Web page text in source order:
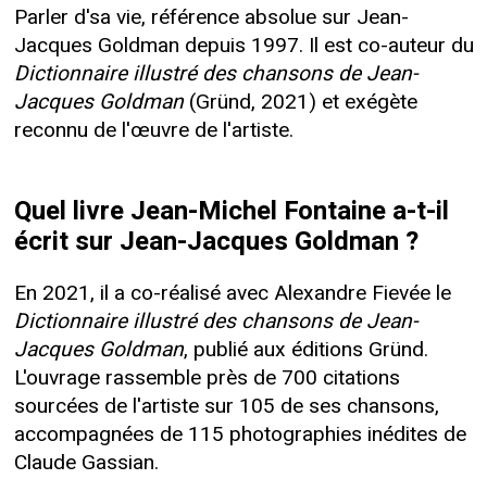
Parler d'sa vie, référence absolue sur Jean-
Jacques Goldman depuis 1997. Il est co-auteur du
Dictionnaire illustré des chansons de Jean-
Jacques Goldman(Gründ, 2021) et exégète
reconnu de l'œuvre de l'artiste.
Quel livre Jean-Michel Fontaine a-t-il
écrit sur Jean-Jacques Goldman ?
En 2021, il a co-réalisé avec Alexandre Fievée le
Dictionnaire illustré des chansons de Jean-
Jacques Goldman, publié aux éditions Gründ.
L'ouvrage rassemble près de 700 citations
sourcées de l'artiste sur 105 de ses chansons,
accompagnées de 115 photographies inédites de
Claude Gassian.